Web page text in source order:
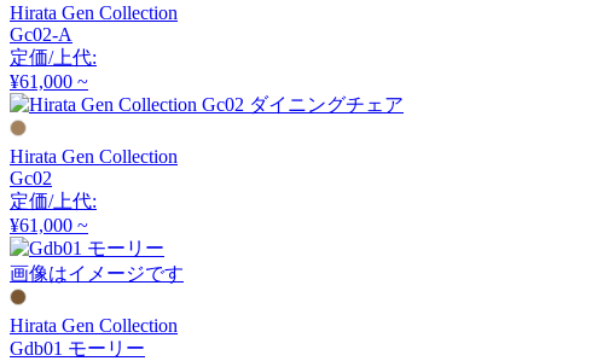
arrmet
アーメット
ART WORK STUDIO
アートワークスタジオ
アルテック
Hirata Gen Collection
Gc02-A
定価/上代:
¥61,000 ~
Hirata Gen Collection
Gc02
定価/上代:
¥61,000 ~
画像はイメージです
Hirata Gen Collection
Gdb01 モーリー